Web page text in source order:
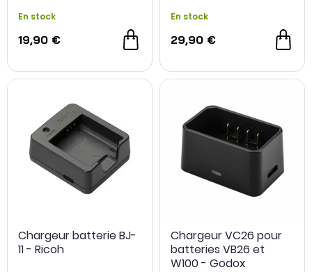
En stock
19,90 €
En stock
29,90 €
Chargeur batterie BJ-
11 - Ricoh
Chargeur VC26 pour
batteries VB26 et
W100 - Godox